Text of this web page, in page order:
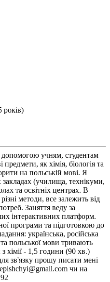
років)
учням, студентам
предмети, як хімія, біологія та
на польській мові. Я
(училища, технікуми,
та освітніх центрах. В
методи, все залежить від
Заняття веду за
інтерактивних платформ.
програми та підготовкою до
українська, російська
та польської мови тривають
- 1,5 години (90 хв.)
зв'язку прошу писати мені
чи на